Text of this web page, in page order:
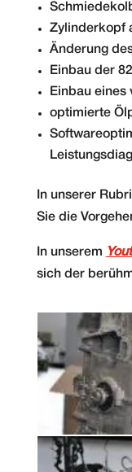
Zylinderkopf
Änderung
Einbau der
Einbau eines
optimierte
In unserer
Sie die
In unserem
sich der